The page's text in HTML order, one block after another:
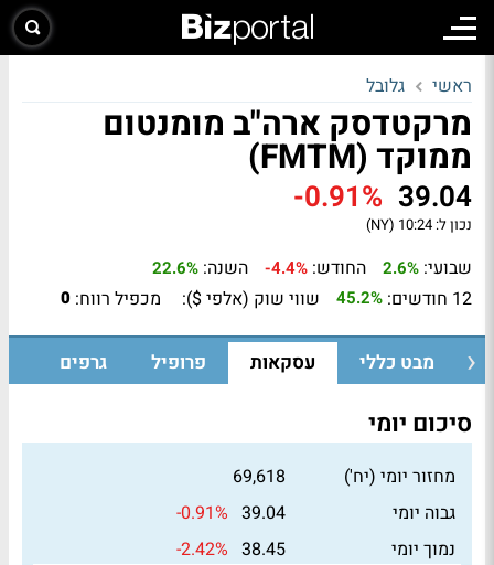
ראשי גלובל
מרקטדסק ארה"ב מומנטום
ממוקד (FMTM)
39.04
-0.91%
נכון ל: 10:24 (NY)
שבועי: 2.6% החודש: -4.4% השנה: 22.6%
12 חודשים: 45.2% שווי שוק (אלפי $): מכפיל רווח: 0
מבט כללי עסקאות פרופיל גרפים
סיכום יומי
מחזור יומי (יח')
69,618
גבוה יומי
39.04
-0.91%
נמוך יומי
38.45
-2.42%